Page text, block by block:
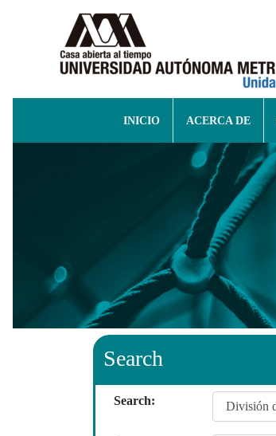
INICIO ACERCA DE
Search
Search: